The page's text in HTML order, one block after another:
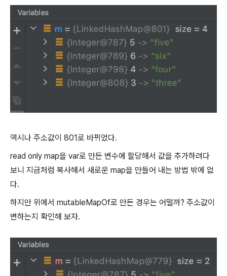
역시나 주소값이 801로 바뀌었다.
read only map을 var로 만든 변수에 할당해서 값을 추가하려다
보니 지금처럼 복사해서 새로운 map을 만들어 내는 방법 밖에 없
다.
하지만 위에서 mutableMapOf로 만든 경우는 어떨까? 주소값이
변하는지 확인해 보자.